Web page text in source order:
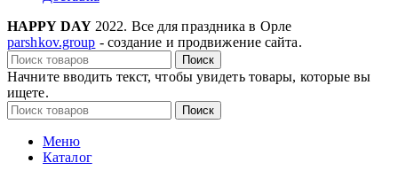
HAPPY DAY 2022. Все для праздника в Орле
parshkov.group - создание и продвижение сайта.
Поиск
Начните вводить текст, чтобы увидеть товары, которые вы
ищете.
Поиск
Меню
Каталог